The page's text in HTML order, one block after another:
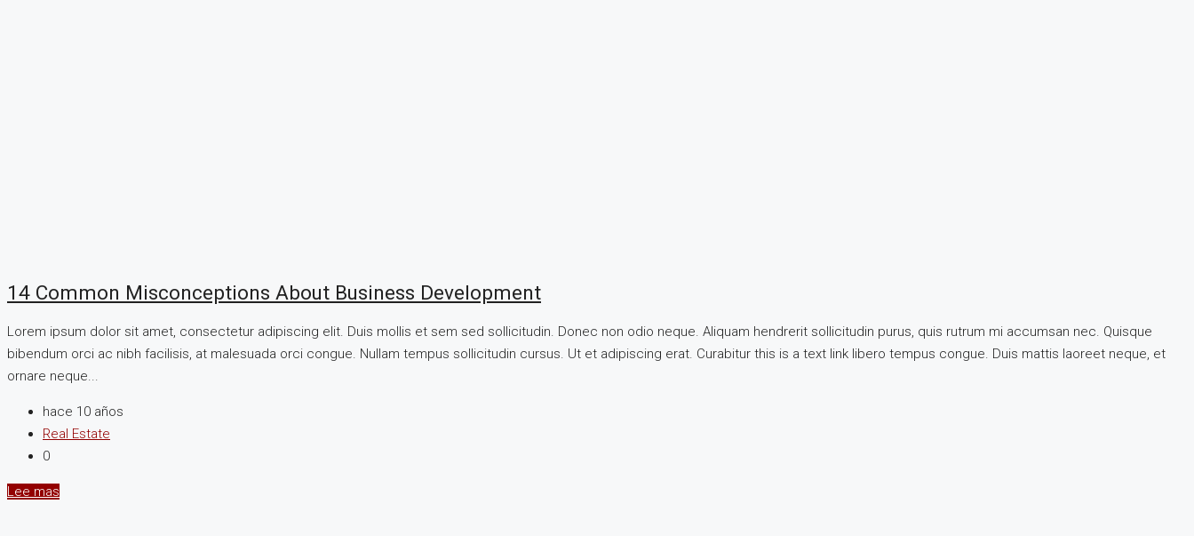
14 Common Misconceptions About Business Development
Lorem ipsum dolor sit amet, consectetur adipiscing elit. Duis mollis et sem sed sollicitudin. Donec non odio neque. Aliquam hendrerit sollicitudin purus, quis rutrum mi accumsan nec. Quisque
bibendum orci ac nibh facilisis, at malesuada orci congue. Nullam tempus sollicitudin cursus. Ut et adipiscing erat. Curabitur this is a text link libero tempus congue. Duis mattis laoreet neque, et
ornare neque...
hace 10 años
Real Estate
0
Lee mas